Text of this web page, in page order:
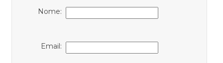
Nome:
Email: